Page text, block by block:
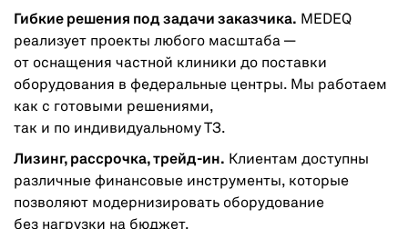
Гибкие решения под задачи заказчика. MEDEQ
реализует проекты любого масштаба —
от оснащения частной клиники до поставки
оборудования в федеральные центры. Мы работаем
как с готовыми решениями,
так и по индивидуальному ТЗ.
Лизинг, рассрочка, трейд-ин. Клиентам доступны
различные финансовые инструменты, которые
позволяют модернизировать оборудование
без нагрузки на бюджет.